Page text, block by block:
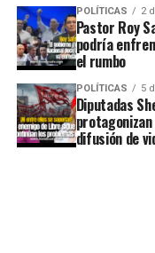
POLÍTICAS 2
Pastor Roy
podría
el rumbo
POLÍTICAS 5
Diputadas
difusión de